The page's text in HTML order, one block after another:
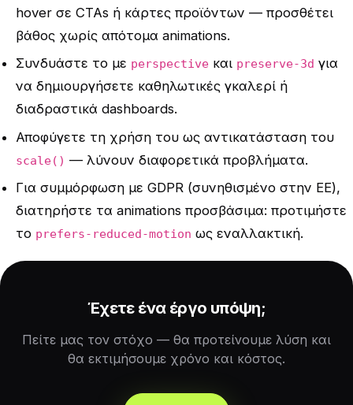
hover σε CTAs ή κάρτες προϊόντων — προσθέτει
βάθος χωρίς απότομα animations.
Συνδυάστε το με perspective και preserve-3d για
να δημιουργήσετε καθηλωτικές γκαλερί ή
διαδραστικά dashboards.
Αποφύγετε τη χρήση του ως αντικατάσταση του
scale() — λύνουν διαφορετικά προβλήματα.
Για συμμόρφωση με GDPR (συνηθισμένο στην ΕΕ),
διατηρήστε τα animations προσβάσιμα: προτιμήστε
το prefers-reduced-motion ως εναλλακτική.
Έχετε ένα έργο υπόψη;
Πείτε μας τον στόχο — θα προτείνουμε λύση και
θα εκτιμήσουμε χρόνο και κόστος.